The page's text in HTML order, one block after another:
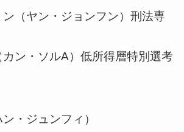
（ヤン・ジョンフン）刑法専
カン・ソルA）低所得層特別選考
・ジュンフィ）